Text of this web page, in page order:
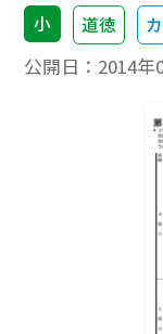
小 道徳
公開日： 2014年